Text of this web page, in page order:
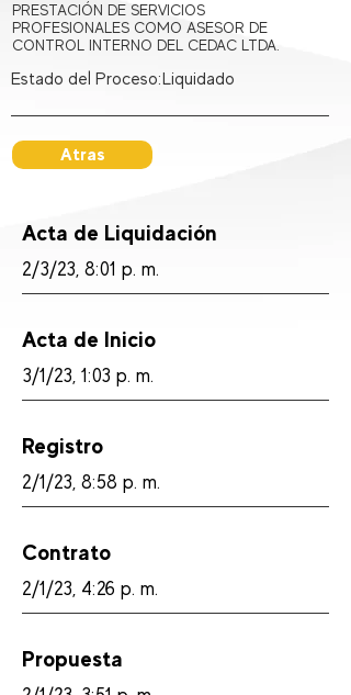
PRESTACIÓN DE SERVICIOS
PROFESIONALES COMO ASESOR DE
CONTROL INTERNO DEL CEDAC LTDA.
Estado del Proceso:Liquidado
Atras
Acta de Liquidación
2/3/23, 8:01 p. m.
Acta de Inicio
3/1/23, 1:03 p. m.
Registro
2/1/23, 8:58 p. m.
Contrato
2/1/23, 4:26 p. m.
Propuesta